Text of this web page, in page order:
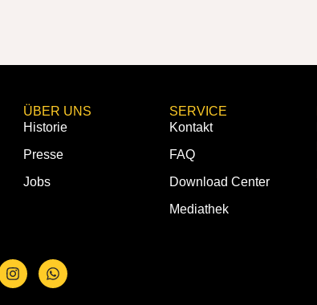
ÜBER UNS
Historie
Presse
Jobs
SERVICE
Kontakt
FAQ
Download Center
Mediathek